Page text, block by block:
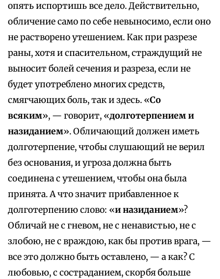
опять испортишь все дело. Действительно,
обличение само по себе невыносимо, если оно
не растворено утешением. Как при разрезе
раны, хотя и спасительном, страждущий не
выносит болей сечения и разреза, если не
будет употреблено многих средств,
смягчающих боль, так и здесь. «Со
всяким», — говорит, «долготерпением и
назиданием». Обличающий должен иметь
долготерпение, чтобы слушающий не верил
без основания, и угроза должна быть
соединена с утешением, чтобы она была
принята. А что значит прибавленное к
долготерпению слово: «и назиданием»?
Обличай не с гневом, не с ненавистью, не с
злобою, не с враждою, как бы против врага, —
все это должно быть оставлено, — а как? С
любовью, с состраданием, скорбя больше